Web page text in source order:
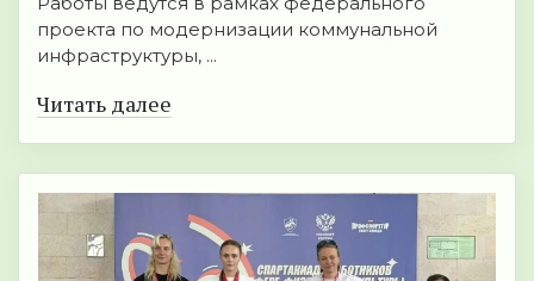
проекта по модернизации коммунальной
инфраструктуры, ...
Читать далее